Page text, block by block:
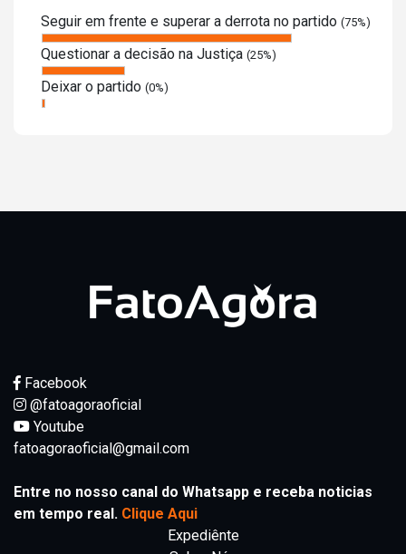
Seguir em frente e superar a derrota no partido (75%)
Questionar a decisão na Justiça (25%)
Deixar o partido (0%)
Facebook
@fatoagoraoficial
Youtube
fatoagoraoficial@gmail.com
Entre no nosso canal do Whatsapp e receba noticias
em tempo real. Clique Aqui
Expediênte